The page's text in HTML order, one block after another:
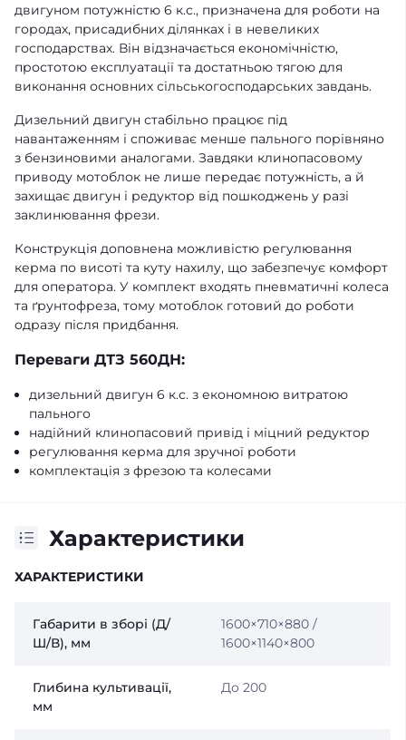
двигуном потужністю 6 к.с., призначена для роботи на
городах, присадибних ділянках і в невеликих
господарствах. Він відзначається економічністю,
простотою експлуатації та достатньою тягою для
виконання основних сільськогосподарських завдань.
Дизельний двигун стабільно працює під
навантаженням і споживає менше пального порівняно
з бензиновими аналогами. Завдяки клинопасовому
приводу мотоблок не лише передає потужність, а й
захищає двигун і редуктор від пошкоджень у разі
заклинювання фрези.
Конструкція доповнена можливістю регулювання
керма по висоті та куту нахилу, що забезпечує комфорт
для оператора. У комплект входять пневматичні колеса
та ґрунтофреза, тому мотоблок готовий до роботи
одразу після придбання.
Переваги ДТЗ 560ДН:
дизельний двигун 6 к.с. з економною витратою
пального
надійний клинопасовий привід і міцний редуктор
регулювання керма для зручної роботи
комплектація з фрезою та колесами
Характеристики
ХАРАКТЕРИСТИКИ
Габарити в зборі (Д/
Ш/В), мм
1600×710×880 /
1600×1140×800
Глибина культивації,
мм
До 200